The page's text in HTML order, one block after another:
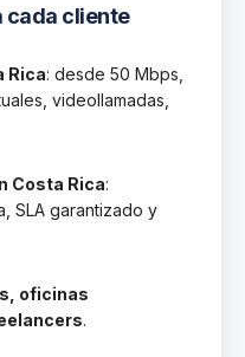
cada cliente
Rica: desde 50 Mbps,
videollamadas,
Costa Rica:
SLA garantizado y
oficinas
.